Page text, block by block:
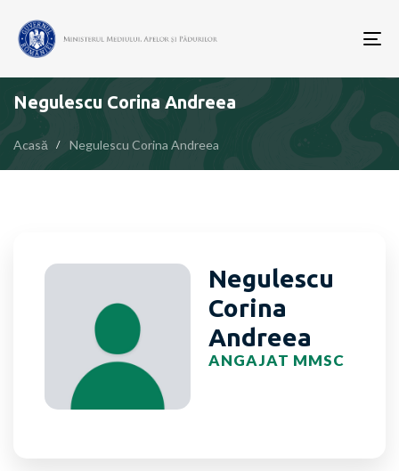
Negulescu Corina Andreea
Acasă Negulescu Corina Andreea
Negulescu
Corina
Andreea
ANGAJAT MMSC